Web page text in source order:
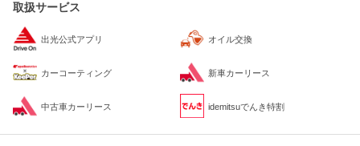
取扱サービス
出光公式アプリ オイル交換
カーコーティング 新車カーリース
中古車カーリース idemitsuでんき特割